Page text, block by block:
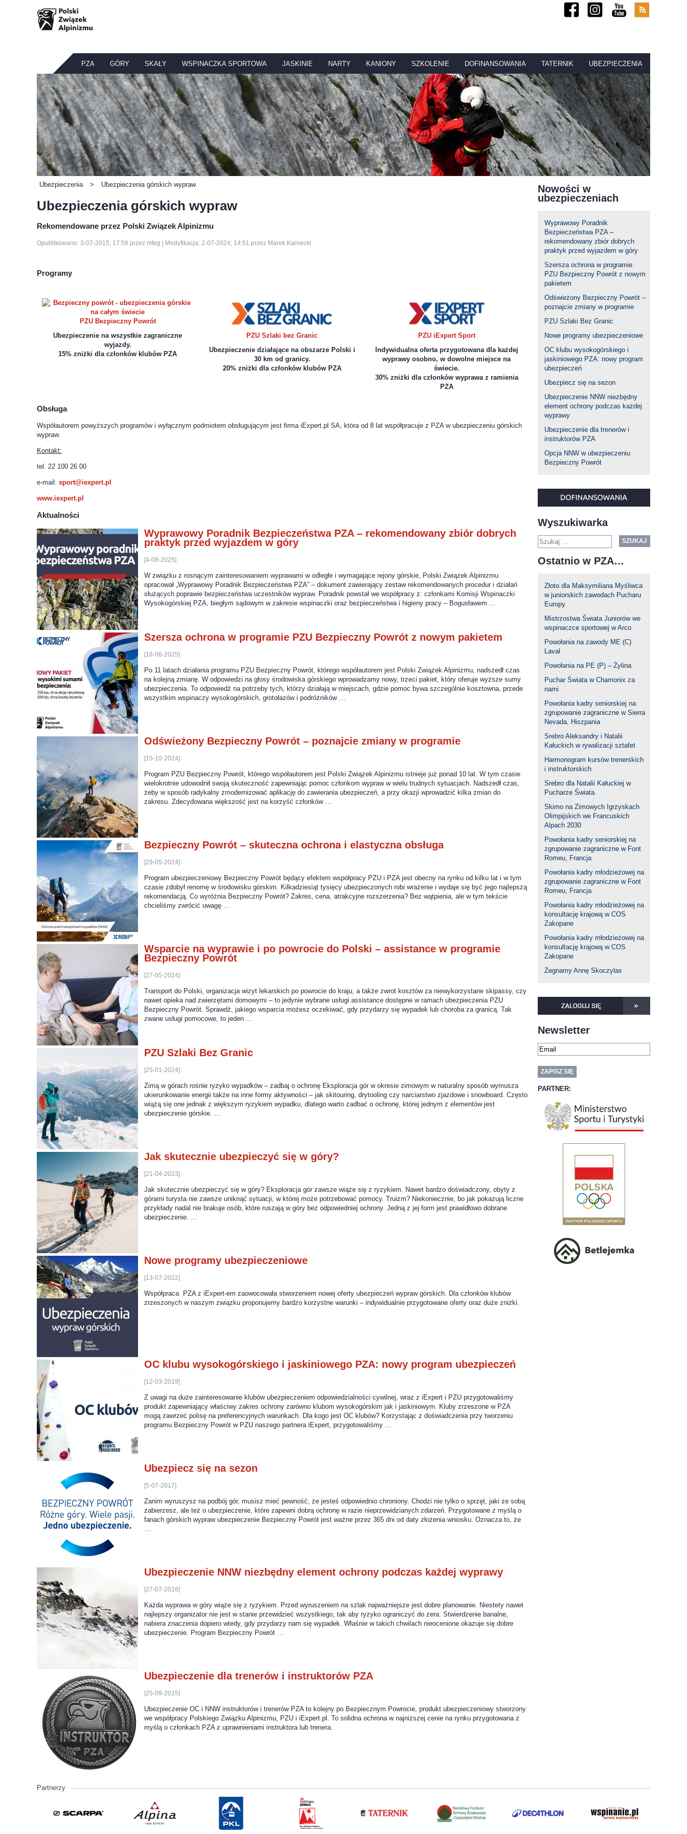
PZA GÓRY SKAŁY WSPINACZKA SPORTOWA JASKINIE NARTY KANIONY SZKOLENIE DOFINANSOWANIA TATERNIK UBEZPIECZENIA
Nowości w
ubezpieczeniach
Wyprawowy Poradnik
Bezpieczeństwa PZA –
rekomendowany zbiór dobrych
praktyk przed wyjazdem w góry
Szersza ochrona w programie
PZU Bezpieczny Powrót z nowym
pakietem
Odświeżony Bezpieczny Powrót –
poznajcie zmiany w programie
PZU Szlaki Bez Granic
Nowe programy ubezpieczeniowe
OC klubu wysokogórskiego i
jaskiniowego PZA: nowy program
ubezpieczeń
Ubezpiecz się na sezon
Ubezpieczenie NNW niezbędny
element ochrony podczas każdej
wyprawy
Ubezpieczenie dla trenerów i
instruktorów PZA
Opcja NNW w ubezpieczeniu
Bezpieczny Powrót
Wyszukiwarka
SZUKAJ
Ostatnio w PZA…
Złoto dla Maksymiliana Myśliwca
w juniorskich zawodach Pucharu
Europy
Mistrzostwa Świata Juniorów we
wspinaczce sportowej w Arco
Powołania na zawody ME (C)
Laval
Powołania na PE (P) – Żylina
Puchar Świata w Chamonix za
nami
Powołania kadry seniorskiej na
zgrupowanie zagraniczne w Sierra
Nevada, Hiszpania
Srebro Aleksandry i Natalii
Kałuckich w rywalizacji sztafet
Harmonogram kursów trenerskich
i instruktorskich
Srebro dla Natalii Kałuckiej w
Pucharze Świata.
Skimo na Zimowych Igrzyskach
Olimpijskich we Francuskich
Alpach 2030
Powołania kadry seniorskiej na
zgrupowanie zagraniczne w Font
Romeu, Francja
Powołania kadry młodzieżowej na
zgrupowanie zagraniczne w Font
Romeu, Francja
Powołania kadry młodzieżowej na
konsultację krajową w COS
Zakopane
Powołania kadry młodzieżowej na
konsultację krajową w COS
Zakopane
Żegnamy Annę Skoczylas
Newsletter
PARTNER:
Ubezpieczenia > Ubezpieczenia górskich wypraw
Ubezpieczenia górskich wypraw
Rekomendowane przez Polski Związek Alpinizmu
Opublikowano: 3-07-2015; 17:58 przez mteg | Modyfikacja: 2-07-2024; 14:51 przez Marek Karnecki
Programy
PZU Bezpieczny Powrót
Ubezpieczenie na wszystkie zagraniczne
wyjazdy.
15% zniżki dla członków klubów PZA
PZU Szlaki bez Granic
Ubezpieczenie działające na obszarze Polski i
30 km od granicy.
20% zniżki dla członków klubów PZA
PZU iExpert Sport
Indywidualna oferta przygotowana dla każdej
wyprawy osobno, w dowolne miejsce na
świecie.
30% zniżki dla członków wyprawa z ramienia
PZA
Obsługa
Współautorem powyższych programów i wyłącznym podmiotem obsługującym jest firma iExpert.pl SA, która od 8 lat współpracuje z PZA w ubezpieczeniu górskich
wypraw.
Kontakt:
tel. 22 100 26 00
e-mail: sport@iexpert.pl
www.iexpert.pl
Aktualności
Wyprawowy Poradnik Bezpieczeństwa PZA – rekomendowany zbiór dobrych
praktyk przed wyjazdem w góry
[4-08-2025]
W związku z rosnącym zainteresowaniem wyprawami w odległe i wymagające rejony górskie, Polski Związek Alpinizmu
opracował „Wyprawowy Poradnik Bezpieczeństwa PZA” – dokument zawierający zestaw rekomendowanych procedur i działań
służących poprawie bezpieczeństwa uczestników wypraw. Poradnik powstał we współpracy z: członkami Komisji Wspinaczki
Wysokogórskiej PZA, biegłym sądowym w zakresie wspinaczki oraz bezpieczeństwa i higieny pracy – Bogusławem …
Szersza ochrona w programie PZU Bezpieczny Powrót z nowym pakietem
[18-06-2025]
Po 11 latach działania programu PZU Bezpieczny Powrót, którego współautorem jest Polski Związek Alpinizmu, nadszedł czas
na kolejną zmianę. W odpowiedzi na głosy środowiska górskiego wprowadzamy nowy, trzeci pakiet, który oferuje wyższe sumy
ubezpieczenia. To odpowiedź na potrzeby tych, którzy działają w miejscach, gdzie pomoc bywa szczególnie kosztowna, przede
wszystkim wspinaczy wysokogórskich, grotołazów i podróżników …
Odświeżony Bezpieczny Powrót – poznajcie zmiany w programie
[15-10-2024]
Program PZU Bezpieczny Powrót, którego współautorem jest Polski Związek Alpinizmu istnieje już ponad 10 lat. W tym czasie
wielokrotnie udowodnił swoją skuteczność zapewniając pomoc członkom wypraw w wielu trudnych sytuacjach. Nadszedł czas,
żeby w sposób radykalny zmodernizować aplikację do zawierania ubezpieczeń, a przy okazji wprowadzić kilka zmian do
zakresu. Zdecydowana większość jest na korzyść członków …
Bezpieczny Powrót – skuteczna ochrona i elastyczna obsługa
[29-05-2024]
Program ubezpieczeniowy Bezpieczny Powrót będący efektem współpracy PZU i PZA jest obecny na rynku od kilku lat i w tym
czasie zdobył renomę w środowisku górskim. Kilkadziesiąt tysięcy ubezpieczonych robi wrażenie i wydaje się być jego najlepszą
rekomendacją. Co wyróżnia Bezpieczny Powrót? Zakres, cena, atrakcyjne rozszerzenia? Bez wątpienia, ale w tym tekście
chcieliśmy zwrócić uwagę …
Wsparcie na wyprawie i po powrocie do Polski – assistance w programie
Bezpieczny Powrót
[27-05-2024]
Transport do Polski, organizacja wizyt lekarskich po powrocie do kraju, a także zwrot kosztów za niewykorzystane skipassy, czy
nawet opieka nad zwierzętami domowymi – to jedynie wybrane usługi assistance dostępne w ramach ubezpieczenia PZU
Bezpieczny Powrót. Sprawdź, jakiego wsparcia możesz oczekiwać, gdy przydarzy się wypadek lub choroba za granicą. Tak
zwane usługi pomocowe, to jeden …
PZU Szlaki Bez Granic
[25-01-2024]
Zimą w górach rośnie ryzyko wypadków – zadbaj o ochronę Eksploracja gór w okresie zimowym w naturalny sposób wymusza
ukierunkowanie energii także na inne formy aktywności – jak skitouring, drytooling czy narciarstwo zjazdowe i snowboard. Często
wiążą się one jednak z większym ryzykiem wypadku, dlatego warto zadbać o ochronę, której jednym z elementów jest
ubezpieczenie górskie. …
Jak skutecznie ubezpieczyć się w góry?
[21-04-2023]
Jak skutecznie ubezpieczyć się w góry? Eksploracja gór zawsze wiąże się z ryzykiem. Nawet bardzo doświadczony, obyty z
górami turysta nie zawsze uniknąć sytuacji, w której może potrzebować pomocy. Truizm? Niekoniecznie, bo jak pokazują liczne
przykłady nadal nie brakuje osób, które ruszają w góry bez odpowiedniej ochrony. Jedną z jej form jest prawidłowo dobrane
ubezpieczenie. …
Nowe programy ubezpieczeniowe
[13-07-2022]
Współpraca PZA z iExpert-em zaowocowała stworzeniem nowej oferty ubezpieczeń wypraw górskich. Dla członków klubów
zrzeszonych w naszym związku proponujemy bardzo korzystne warunki – indywidualnie przygotowane oferty oraz duże zniżki.
OC klubu wysokogórskiego i jaskiniowego PZA: nowy program ubezpieczeń
[12-03-2019]
Z uwagi na duże zainteresowanie klubów ubezpieczeniem odpowiedzialności cywilnej, wraz z iExpert i PZU przygotowaliśmy
produkt zapewniający właściwy zakres ochrony zarówno klubom wysokogórskim jak i jaskiniowym. Kluby zrzeszone w PZA
mogą zawrzeć polisę na preferencyjnych warunkach. Dla kogo jest OC klubów? Korzystając z doświadczenia przy tworzeniu
programu Bezpieczny Powrót w PZU naszego partnera iExpert, przygotowaliśmy …
Ubezpiecz się na sezon
[5-07-2017]
Zanim wyruszysz na podbój gór, musisz mieć pewność, że jesteś odpowiednio chroniony. Chodzi nie tylko o sprzęt, jaki ze sobą
zabierzesz, ale też o ubezpieczenie, które zapewni dobrą ochronę w razie nieprzewidzianych zdarzeń. Przygotowane z myślą o
fanach górskich wypraw ubezpieczenie Bezpieczny Powrót jest ważne przez 365 dni od daty złożenia wniosku. Oznacza to, że
Ubezpieczenie NNW niezbędny element ochrony podczas każdej wyprawy
[27-07-2016]
Każda wyprawa w góry wiąże się z ryzykiem. Przed wyruszeniem na szlak najważniejsze jest dobre planowanie. Niestety nawet
najlepszy organizator nie jest w stanie przewidzieć wszystkiego, tak aby ryzyko ograniczyć do zera. Stwierdzenie banalne,
nabiera znaczenia dopiero wtedy, gdy przydarzy nam się wypadek. Właśnie w takich chwilach nieocenione okazuje się dobre
ubezpieczenie. Program Bezpieczny Powrót …
Ubezpieczenie dla trenerów i instruktorów PZA
[25-09-2015]
Ubezpieczenie OC i NNW instruktorów i trenerów PZA to kolejny po Bezpiecznym Powrocie, produkt ubezpieczeniowy stworzony
we współpracy Polskiego Związku Alpinizmu, PZU i iExpert.pl. To solidna ochrona w najniższej cenie na rynku przygotowana z
myślą o członkach PZA z uprawnieniami instruktora lub trenera.
Partnerzy